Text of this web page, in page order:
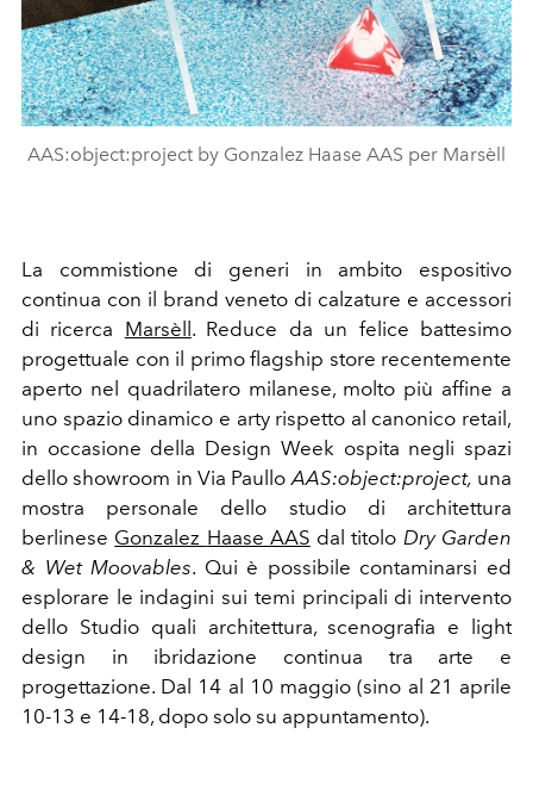
AAS:object:project by Gonzalez Haase AAS per Marsèll
La commistione di generi in ambito espositivo
continua con il brand veneto di calzature e accessori
di ricerca Marsèll. Reduce da un felice battesimo
progettuale con il primo flagship store recentemente
aperto nel quadrilatero milanese, molto più affine a
uno spazio dinamico e arty rispetto al canonico retail,
in occasione della Design Week ospita negli spazi
dello showroom in Via Paullo AAS:object:project, una
mostra personale dello studio di architettura
berlinese Gonzalez Haase AAS dal titolo Dry Garden
& Wet Moovables. Qui è possibile contaminarsi ed
esplorare le indagini sui temi principali di intervento
dello Studio quali architettura, scenografia e light
design in ibridazione continua tra arte e
progettazione. Dal 14 al 10 maggio (sino al 21 aprile
10-13 e 14-18, dopo solo su appuntamento).